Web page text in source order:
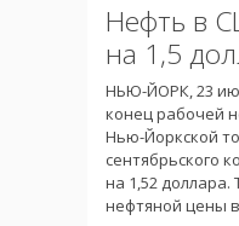
Нефть в
на 1,5
НЬЮ-ЙОРК, 23
конец рабочей
Нью-Йоркской
сентябрьского
на 1,52
нефтяной цены